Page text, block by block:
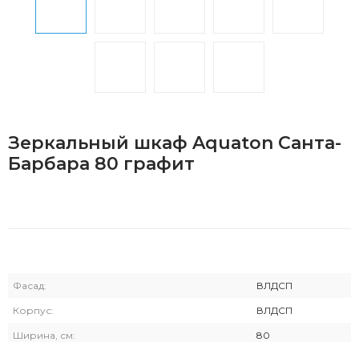
Зеркальный шкаф Aquaton Санта-
Барбара 80 графит
Фасад: ВЛДСП
Корпус: ВЛДСП
Ширина, см: 80